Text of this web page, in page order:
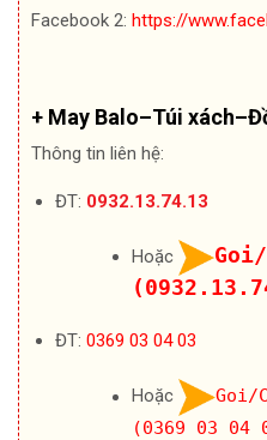
Facebook 2: https://
+ May Balo–Túi
Thông tin liên hệ:
ĐT: 0932.13.74.13
Hoặc
ĐT: 0369 03 04 03
Hoặc
Goi/
(0369 03 04